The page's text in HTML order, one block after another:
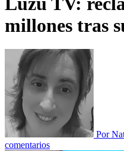
millones tras
Por
comentarios